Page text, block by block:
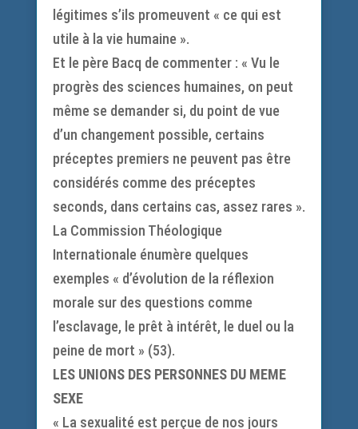
légitimes s’ils promeuvent « ce qui est
utile à la vie humaine ».
Et le père Bacq de commenter : « Vu le
progrès des sciences humaines, on peut
même se demander si, du point de vue
d’un changement possible, certains
préceptes premiers ne peuvent pas être
considérés comme des préceptes
seconds, dans certains cas, assez rares ».
La Commission Théologique
Internationale énumère quelques
exemples « d’évolution de la réflexion
morale sur des questions comme
l’esclavage, le prêt à intérêt, le duel ou la
peine de mort » (53).
LES UNIONS DES PERSONNES DU MEME
SEXE
« La sexualité est perçue de nos jours